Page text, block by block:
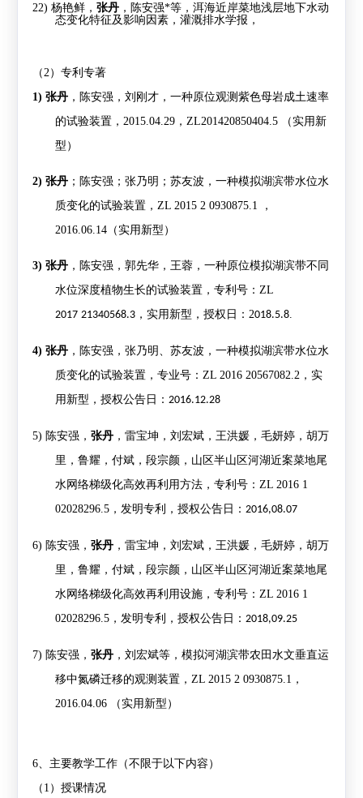
22) 杨艳鲜， 张丹，陈安强*等，洱海近岸菜地浅层地下水动
态变化特征及影响因素，灌溉排水学报，
（ 2 ）专利专著
1) 张丹，陈安强，刘刚才，一种原位观测紫色母岩成土速率
的试验装置， 2015.04.29，ZL201420850404.5 （实用新
型）
2) 张丹；陈安强；张乃明；苏友波，一种模拟湖滨带水位水
质变化的试验装置， ZL 2015 2 0930875.1 ，
2016.06.14（实用新型）
3) 张丹，陈安强，郭先华，王蓉，一种原位模拟湖滨带不同
水位深度植物生长的试验装置，专利号： ZL
2017 21340568.3，实用新型，授权日： 2018.5.8.
4) 张丹，陈安强，张乃明、苏友波，一种模拟湖滨带水位水
质变化的试验装置，专业号： ZL 2016 20567082.2 ，实
用新型，授权公告日： 2016.12.28
5) 陈安强， 张丹，雷宝坤，刘宏斌，王洪媛，毛妍婷，胡万
里，鲁耀，付斌，段宗颜，山区半山区河湖近案菜地尾
水网络梯级化高效再利用方法，专利号： ZL 2016 1
02028296.5，发明专利，授权公告日： 2016,08.07
6) 陈安强， 张丹，雷宝坤，刘宏斌，王洪媛，毛妍婷，胡万
里，鲁耀，付斌，段宗颜，山区半山区河湖近案菜地尾
水网络梯级化高效再利用设施，专利号： ZL 2016 1
02028296.5，发明专利，授权公告日： 2018,09.25
7) 陈安强， 张丹，刘宏斌等，模拟河湖滨带农田水文垂直运
移中氮磷迁移的观测装置， ZL 2015 2 0930875.1，
2016.04.06 （实用新型）
6、主要教学工作（不限于以下内容）
（ 1 ）授课情况